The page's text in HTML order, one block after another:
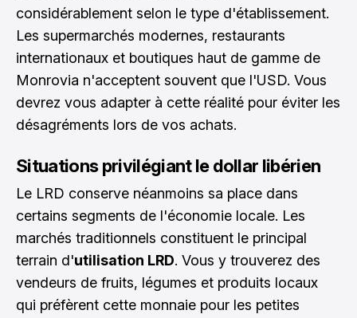
considérablement selon le type d'établissement.
Les supermarchés modernes, restaurants
internationaux et boutiques haut de gamme de
Monrovia n'acceptent souvent que l'USD. Vous
devrez vous adapter à cette réalité pour éviter les
désagréments lors de vos achats.
Situations privilégiant le dollar libérien
Le LRD conserve néanmoins sa place dans
certains segments de l'économie locale. Les
marchés traditionnels constituent le principal
terrain d'utilisation LRD. Vous y trouverez des
vendeurs de fruits, légumes et produits locaux
qui préfèrent cette monnaie pour les petites